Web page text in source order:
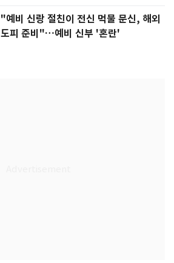
"예비 신랑 절친이 전신 먹물 문신, 해외
도피 준비"…예비 신부 '혼란'